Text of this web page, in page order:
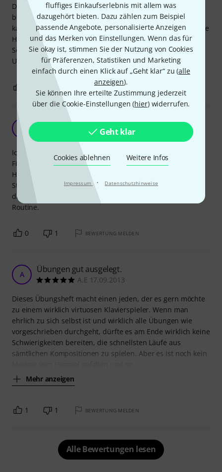
fluffiges Einkaufserlebnis mit allem was
dazugehört bieten. Dazu zählen zum Beispiel
passende Angebote, personalisierte Anzeigen
und das Merken von Einstellungen. Wenn das für
Sie okay ist, stimmen Sie der Nutzung von Cookies
für Präferenzen, Statistiken und Marketing
einfach durch einen Klick auf „Geht klar“ zu (alle
anzeigen).
Sie können Ihre erteilte Zustimmung jederzeit
über die Cookie-Einstellungen (hier) widerrufen.
Geht klar
Cookies ablehnen Weitere Infos
Impressum · Datenschutzhinweise
Da ich ursprünglich mit dem Keyboard angefangen hatte
bevor ich vor einigen Jahren aufs Klavier umgestiegen bin,
kam ich hin und wieder an einen Punkt an dem meine Linke
Hand deutlich schlechter spielen konnte als meine Rechte.
Selbst mit den ersten Übungen merke ich bereits einen
Unterschied.
0 BEWERTUNG MELDEN
Für Anfänger geeignet
Friedemann S. 15.02.2021
Ich suchte verzweifelt nach einer Klavierschule,die meine
Finger trainiert,ohne vorher schon toll spielen zu können.
Hier bin ich fündig geworden und spiele nun Stück für
Stück nach Vorgabe und habe sogar etwas Spaß
dabei.Vielleicht steigert sich die Freude nach etwas mehr
Routine.
0 1 BEWERTUNG MELDEN
A Übungen gut ausgelegt.
A.E 17.09.2013
Dieses Übungsheft macht einen jeden, der es gern möchte
zu einem wirklich virtuosen Klavierspieler. Wenn man
ehrlich zu sich selbst ist und wirklich alle Übungen wie
vorgeschrieben durchgeht, dürfte es am Ende wirklich keine
Schwierigkeiten bereiten, die schnellsten Läufe aus
sämtlichen Kompositionen zu spielen. Aber es ist noch kein
Mehr anzeigen
1 1 BEWERTUNG MELDEN
Alle Bewertungen lesen